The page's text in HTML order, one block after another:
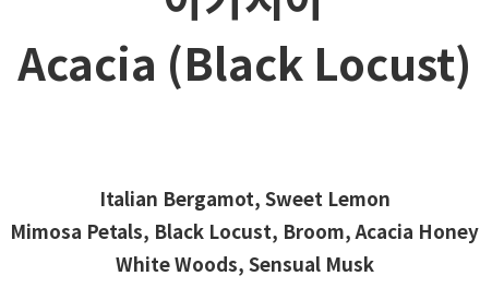
Acacia (Black Locust)
Italian Bergamot, Sweet Lemon
Mimosa Petals, Black Locust, Broom, Acacia Honey
White Woods, Sensual Musk